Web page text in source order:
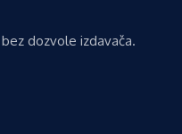
dozvole izdavača.